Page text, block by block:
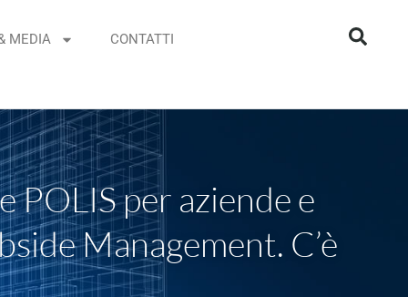
MEDIA CONTATTI
POLIS per aziende e
Management. C’è